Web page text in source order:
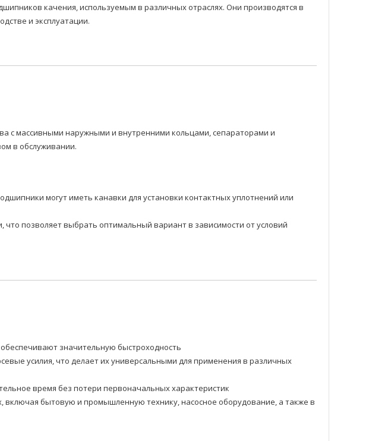
качения, используемым в различных отраслях. Они производятся в
и эксплуатации.
с массивными наружными и внутренними кольцами, сепараторами и
в обслуживании.
могут иметь канавки для установки контактных уплотнений или
позволяет выбрать оптимальный вариант в зависимости от условий
значительную быстроходность
усилия, что делает их универсальными для применения в различных
время без потери первоначальных характеристик
бытовую и промышленную технику, насосное оборудование, а также в